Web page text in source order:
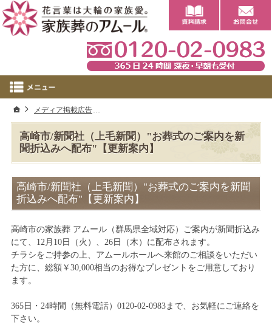
高崎市/新聞社（上毛新聞）"お葬式のご案内を新
聞折込みへ配布"【更新案内】
高崎市/新聞社（上毛新聞）"お葬式のご案内を新聞
折込みへ配布"【更新案内】
高崎市の家族葬 アムール（群馬県全域対応）ご案内が新聞折込み
にて、12月10日（火）、26日（木）に配布されます。
チラシをご持参の上、アムールホールへ来館のご相談をいただい
た方に、総額￥30,000相当のお得なプレゼントをご用意しており
ます。
365日・24時間（無料電話）0120-02-0983まで、お気軽にご連絡を
下さい。
ホーム
メディア掲載広告